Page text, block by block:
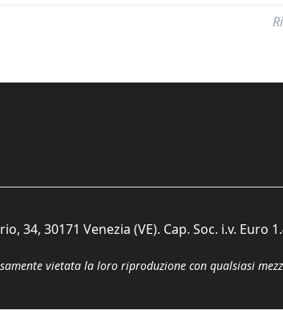
34, 30171 Venezia (VE). Cap. Soc. i.v. Euro
vietata la loro riproduzione con qualsiasi